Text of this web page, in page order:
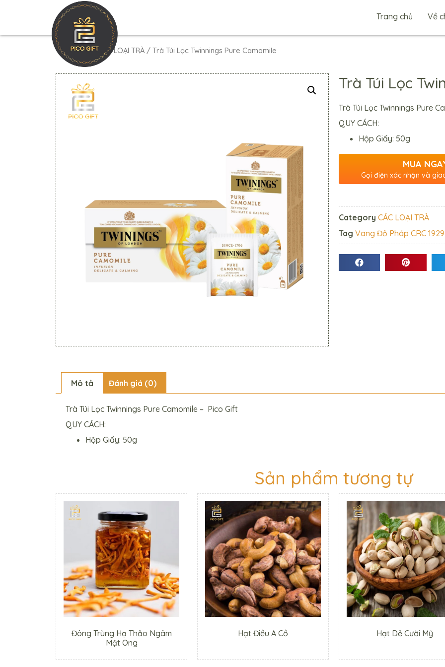
Trang chủ Về
Trang chủ/CÁC LOẠI TRÀ / Trà Túi Lọc Twinnings Pure Camomile
Trà Túi Lọc
Trà Túi Lọc Twinnings Pure
QUY CÁCH:
Hộp Giấy: 50g
MUA
Gọi điện xác nhận và
Category CÁC LOẠI TRÀ
Tag Vang Đỏ Pháp CRC
Mô tả Đánh giá (0)
Trà Túi Lọc Twinnings Pure Camomile – Pico Gift
QUY CÁCH:
Hộp Giấy: 50g
Sản phẩm tương tự
Đông Trùng Hạ Thảo Ngâm
Mật Ong
Hạt Điều A Cồ Hạt Dẻ Cười Mỹ